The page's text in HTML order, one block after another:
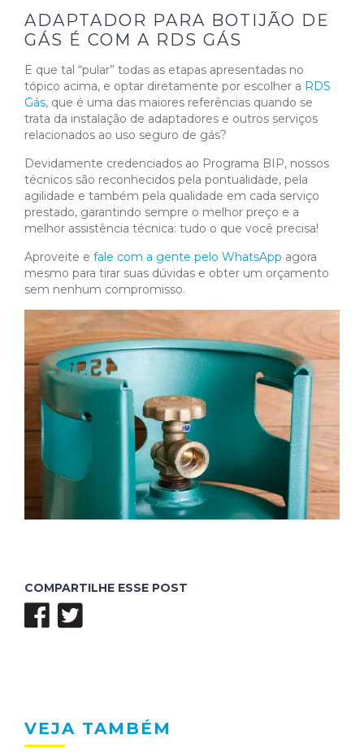
ADAPTADOR PARA BOTIJÃO DE
GÁS É COM A RDS GÁS
E que tal “pular” todas as etapas apresentadas no
tópico acima, e optar diretamente por escolher a RDS
Gás, que é uma das maiores referências quando se
trata da instalação de adaptadores e outros serviços
relacionados ao uso seguro de gás?
Devidamente credenciados ao Programa BIP, nossos
técnicos são reconhecidos pela pontualidade, pela
agilidade e também pela qualidade em cada serviço
prestado, garantindo sempre o melhor preço e a
melhor assistência técnica: tudo o que você precisa!
Aproveite e fale com a gente pelo WhatsApp agora
mesmo para tirar suas dúvidas e obter um orçamento
sem nenhum compromisso.
COMPARTILHE ESSE POST
VEJA TAMBÉM